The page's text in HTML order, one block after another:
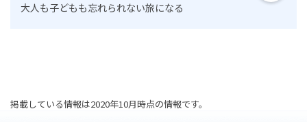
大人も子どもも忘れられない旅になる
掲載している情報は2020年10月時点の情報です。